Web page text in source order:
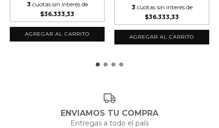
3 cuotas sin interés de
$36.333,33
3 cuotas sin interés de
$36.333,33
ENVIAMOS TU COMPRA
Entregas a todo el país